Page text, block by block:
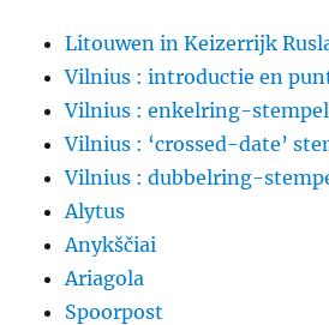
Litouwen in Keizerrijk
Vilnius : introductie en
Vilnius : enkelring-
Vilnius : ‘crossed-date’
Vilnius : dubbelring-
Alytus
Anykščiai
Ariagola
Spoorpost